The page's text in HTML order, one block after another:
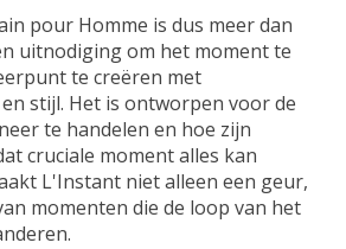
pour Homme is dus meer dan
uitnodiging om het moment te
te creëren met
stijl. Het is ontworpen voor de
te handelen en hoe zijn
cruciale moment alles kan
L'Instant niet alleen een geur,
momenten die de loop van het